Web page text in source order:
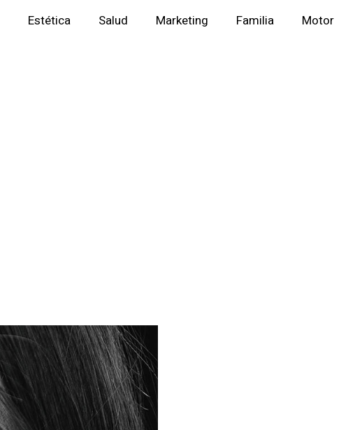
Estética Salud Marketing Familia Motor